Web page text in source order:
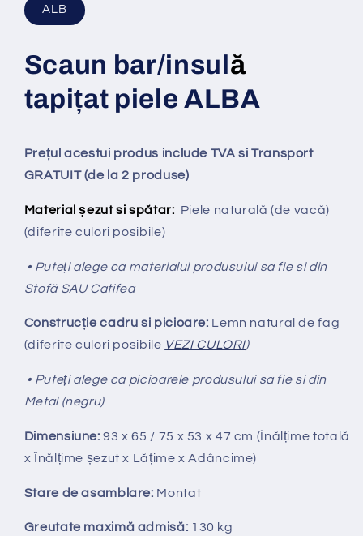
ALB
Scaun bar/insulă
tapițat piele ALBA
Prețul acestui produs include TVA si Transport
GRATUIT (de la 2 produse)
Material șezut si spătar: Piele naturală (de vacă)
(diferite culori posibile)
• Puteți alege ca materialul produsului sa fie si din
Stofă SAU Catifea
Construcție cadru si picioare: Lemn natural de fag
(diferite culori posibile VEZI CULORI)
• Puteți alege ca picioarele produsului sa fie si din
Metal (negru)
Dimensiune: 93 x 65 / 75 x 53 x 47 cm (Înălțime totală
x Înălțime șezut x Lățime x Adâncime)
Stare de asamblare: Montat
Greutate maximă admisă: 130 kg